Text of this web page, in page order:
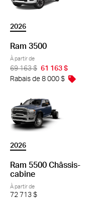
2026
Ram 3500
À partir de
69 163 $ 61 163 $
Rabais de 8 000 $
2026
Ram 5500 Châssis-
cabine
À partir de
72 713 $